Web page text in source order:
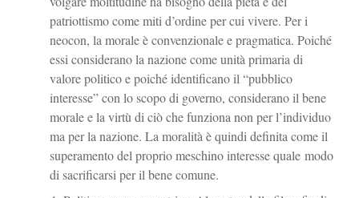
patriottismo come miti d’ordine per cui vivere. Per i
neocon, la morale è convenzionale e pragmatica. Poiché
essi considerano la nazione come unità primaria di
valore politico e poiché identificano il “pubblico
interesse” con lo scopo di governo, considerano il bene
morale e la virtù di ciò che funziona non per l’individuo
ma per la nazione. La moralità è quindi definita come il
superamento del proprio meschino interesse quale modo
di sacrificarsi per il bene comune.